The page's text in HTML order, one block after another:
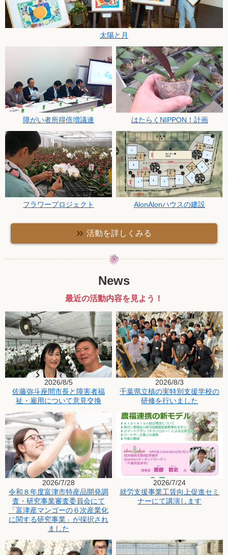
太陽と月
障がい者所得倍増議連 はたらくNIPPON！計画
フラワープロジェクト AlonAlonハウスの建設
活動を詳しくみる
News
最近の活動内容を見よう！
2026/8/5
佐藤弥斗座間市長と障害者福
祉・雇用について意見交換
2026/8/3
千葉県立槙の実特別支援学校の
研修を行いました
2026/7/28
令和８年度富津市特産品開発調
査・研究事業審査委員会にて
「富津産マンゴーの６次産業化
に関する研究事業」が採択され
ました
2026/7/24
就労支援事業工賃向上促進セミ
ナーにて講演します